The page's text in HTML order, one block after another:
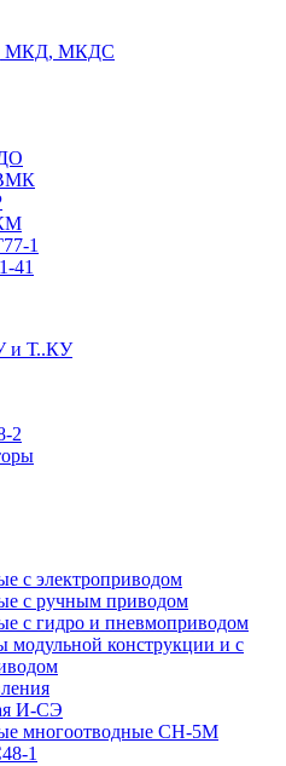
МКД, МКДС
1
41
и Т..КУ
2
с электроприводом
с ручным приводом
с гидро и пневмоприводом
модульной конструкции и с
И-СЭ
многоотводные СН-5М
1